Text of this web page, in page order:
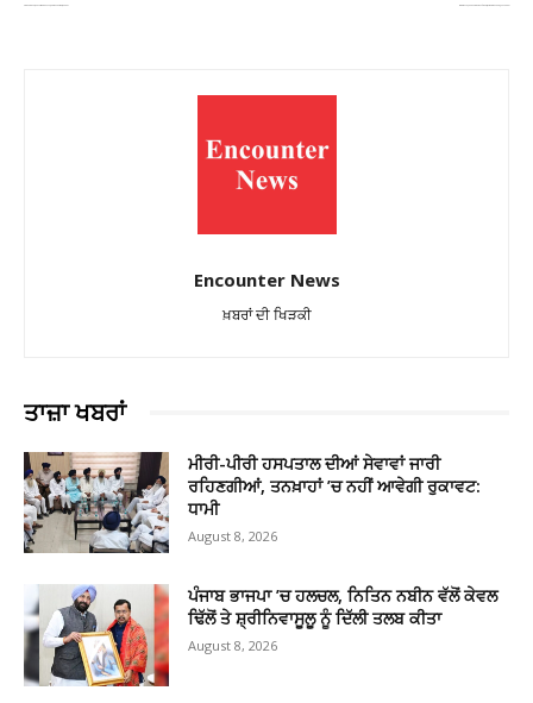
Encounter News
ਖ਼ਬਰਾਂ ਦੀ ਖਿੜਕੀ
ਤਾਜ਼ਾ ਖਬਰਾਂ
ਮੀਰੀ-ਪੀਰੀ ਹਸਪਤਾਲ ਦੀਆਂ ਸੇਵਾਵਾਂ ਜਾਰੀ
ਰਹਿਣਗੀਆਂ, ਤਨਖ਼ਾਹਾਂ ’ਚ ਨਹੀਂ ਆਵੇਗੀ ਰੁਕਾਵਟ:
ਧਾਮੀ
August 8, 2026
ਪੰਜਾਬ ਭਾਜਪਾ ’ਚ ਹਲਚਲ, ਨਿਤਿਨ ਨਬੀਨ ਵੱਲੋਂ ਕੇਵਲ
ਢਿੱਲੋਂ ਤੇ ਸ਼੍ਰੀਨਿਵਾਸੂਲੂ ਨੂੰ ਦਿੱਲੀ ਤਲਬ ਕੀਤਾ
August 8, 2026